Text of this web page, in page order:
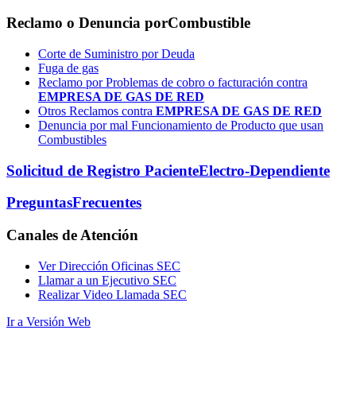
Reclamo o Denuncia porCombustible
Corte de Suministro por Deuda
Fuga de gas
Reclamo por Problemas de cobro o facturación contra
EMPRESA DE GAS DE RED
Otros Reclamos contra EMPRESA DE GAS DE RED
Denuncia por mal Funcionamiento de Producto que usan
Combustibles
Solicitud de Registro PacienteElectro-Dependiente
PreguntasFrecuentes
Canales de Atención
Ver Dirección Oficinas SEC
Llamar a un Ejecutivo SEC
Realizar Video Llamada SEC
Ir a Versión Web